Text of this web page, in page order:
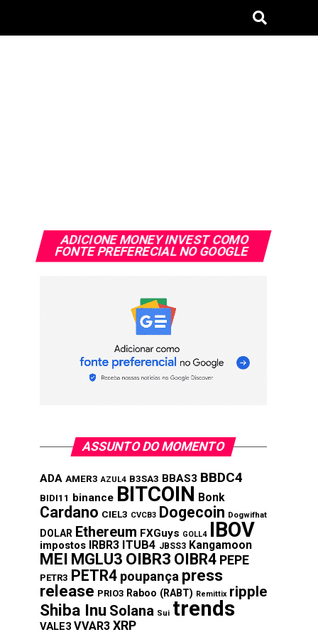
ADICIONE MONEY INVEST COMO
FONTE PREFERECIAL NO GOOGLE
ASSUNTO DO MOMENTO
ADA AMER3 AZUL4 B3SA3 BBAS3 BBDC4
BIDI11 binance BITCOIN Bonk
Cardano CIEL3 CVCB3 Dogecoin Dogwifhat
DOLAR Ethereum FXGuys GOLL4 IBOV
impostos IRBR3 ITUB4 JBSS3 Kangamoon
MEI MGLU3 OIBR3 OIBR4 PEPE
PETR3 PETR4 poupança press
release PRIO3 Raboo (RABT) Remittix ripple
Shiba Inu Solana Sui trends
VALE3 VVAR3 XRP